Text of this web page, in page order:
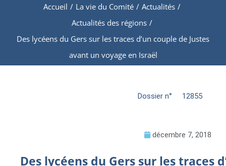
Accueil / La vie du Comité / Actualités /
Actualités des régions /
Des lycéens du Gers sur les traces d’un couple de Justes
avant un voyage en Israël
Dossier n° 12855
décembre 7, 2018
Des lycéens du Gers sur les traces